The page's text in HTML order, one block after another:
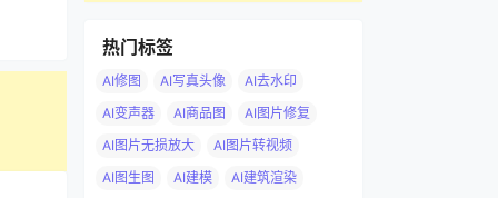
热门标签
AI修图 AI写真头像
AI去水印
AI变声器
AI商品图
AI图片修复
AI图片无损放大
AI图片转视频
AI图生图
AI建模
AI建筑渲染